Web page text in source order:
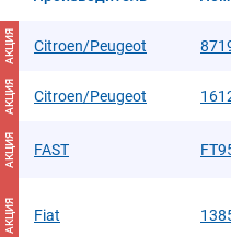
АКЦИЯ Citroen/Peugeot
АКЦИЯ Citroen/Peugeot
АКЦИЯ FAST
АКЦИЯ Fiat